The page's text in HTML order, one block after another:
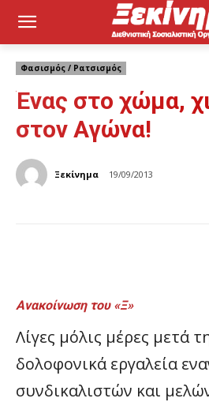
Φασισμός / Ρατσισμός
Ένας στο χώμα,
στον Αγώνα!
Ξεκίνημα 19/09/2013
Ανακοίνωση του «Ξ»
Λίγες μόλις μέρες μετά
δολοφονικά εργαλεία
συνδικαλιστών και